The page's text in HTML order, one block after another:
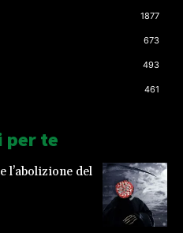
1877
673
493
461
per te
l’abolizione del